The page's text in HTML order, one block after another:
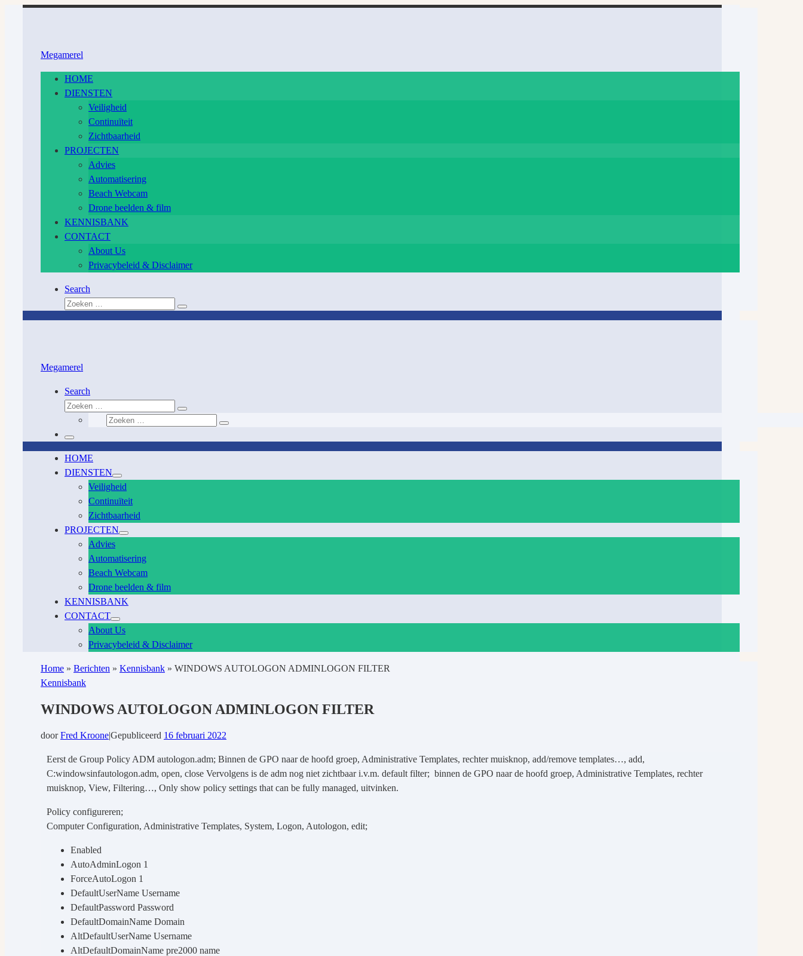
Megamerel
HOME
DIENSTEN
Veiligheid
Continuïteit
Zichtbaarheid
PROJECTEN
Advies
Automatisering
Beach Webcam
Drone beelden & film
KENNISBANK
CONTACT
About Us
Privacybeleid & Disclaimer
Search
Zoeken
Zoeken
…
Megamerel
Search
Zoeken
Zoeken
Zoeken
Zoeken
Menu
HOME
DIENSTEN
Veiligheid
Continuïteit
Zichtbaarheid
PROJECTEN
Advies
Automatisering
Beach Webcam
Drone beelden & film
KENNISBANK
CONTACT
About Us
Privacybeleid & Disclaimer
Home » Berichten » Kennisbank » WINDOWS AUTOLOGON ADMINLOGON FILTER
Kennisbank
WINDOWS AUTOLOGON ADMINLOGON FILTER
doorFred Kroone|Gepubliceerd 16 februari 2022
Eerst de Group Policy ADM autologon.adm; Binnen de GPO naar de hoofd groep, Administrative Templates, rechter muisknop, add/remove templates…, add,
C:windowsinfautologon.adm, open, close Vervolgens is de adm nog niet zichtbaar i.v.m. default filter; binnen de GPO naar de hoofd groep, Administrative Templates, rechter
muisknop, View, Filtering…, Only show policy settings that can be fully managed, uitvinken.
Policy configureren;
Computer Configuration, Administrative Templates, System, Logon, Autologon, edit;
Enabled
AutoAdminLogon 1
ForceAutoLogon 1
DefaultUserName Username
DefaultPassword Password
DefaultDomainName Domain
AltDefaultUserName Username
AltDefaultDomainName pre2000 name